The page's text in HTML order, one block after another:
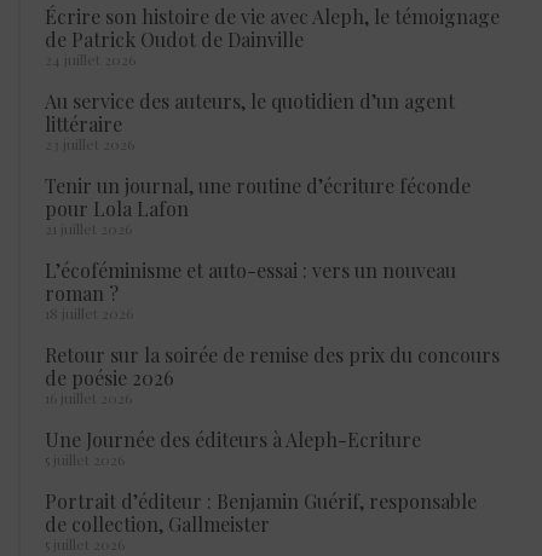
Écrire son histoire de vie avec Aleph, le témoignage
de Patrick Oudot de Dainville
24 juillet 2026
Au service des auteurs, le quotidien d’un agent
littéraire
23 juillet 2026
Tenir un journal, une routine d’écriture féconde
pour Lola Lafon
21 juillet 2026
L’écoféminisme et auto-essai : vers un nouveau
roman ?
18 juillet 2026
Retour sur la soirée de remise des prix du concours
de poésie 2026
16 juillet 2026
Une Journée des éditeurs à Aleph-Ecriture
5 juillet 2026
Portrait d’éditeur : Benjamin Guérif, responsable
de collection, Gallmeister
5 juillet 2026